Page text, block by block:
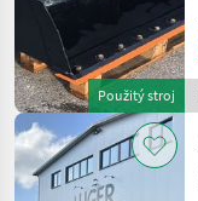
Použitý stroj